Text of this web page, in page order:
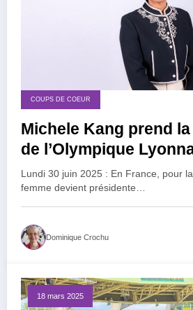
COUPS DE COEUR
Michele Kang prend
de l’Olympique
Lundi 30 juin 2025 : En France, pour
femme devient présidente…
Dominique Crochu
18 mars 2025